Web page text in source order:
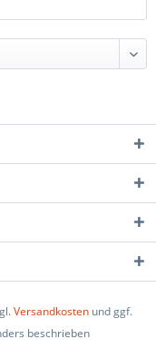
Versandkosten und ggf.
beschrieben